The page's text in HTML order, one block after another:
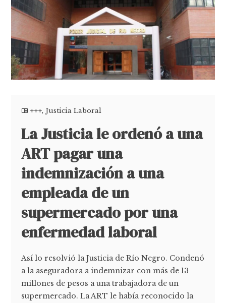
+++, Justicia Laboral
La Justicia le ordenó a una
ART pagar una
indemnización a una
empleada de un
supermercado por una
enfermedad laboral
Así lo resolvió la Justicia de Río Negro. Condenó
a la aseguradora a indemnizar con más de 13
millones de pesos a una trabajadora de un
supermercado. La ART le había reconocido la